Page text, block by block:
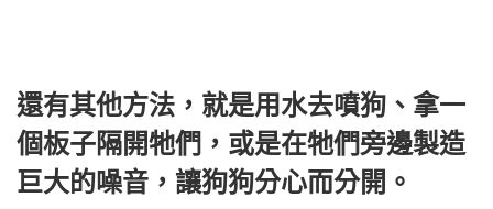
還有其他方法，就是用水去噴狗、拿一
個板子隔開牠們，或是在牠們旁邊製造
巨大的噪音，讓狗狗分心而分開。